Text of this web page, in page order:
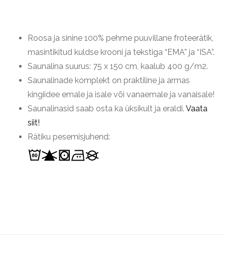
Roosa ja sinine 100% pehme puuvillane froteerätik,
masintikitud kuldse krooni ja tekstiga “EMA” ja “ISA”.
Saunalina suurus: 75 x 150 cm, kaalub 400 g/m2.
Saunalinade komplekt on praktiline ja armas
kingiidee emale ja isale või vanaemale ja vanaisale!
Saunalinasid saab osta ka üksikult ja eraldi. Vaata
siit!
Rätiku pesemisjuhend: